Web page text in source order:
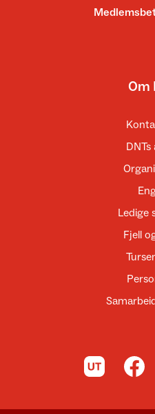
Om
DNTs
Ledige
Fjell
Til UT.no Til